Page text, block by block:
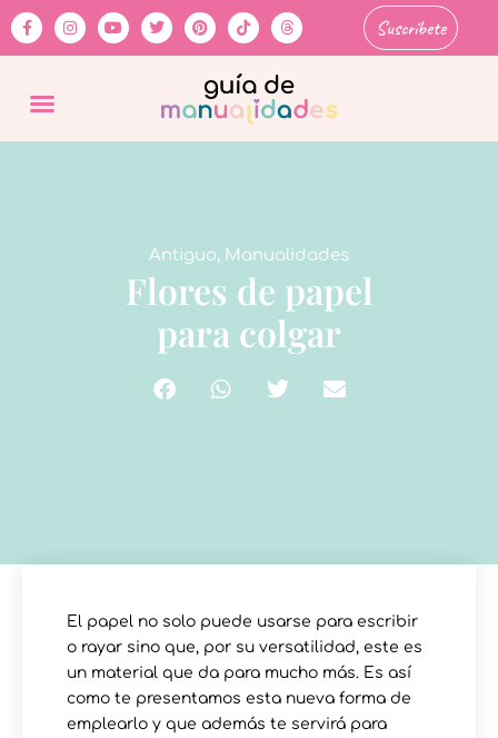
Suscríbete
Antiguo, Manualidades
Flores de papel
para colgar
El papel no solo puede usarse para escribir
o rayar sino que, por su versatilidad, este es
un material que da para mucho más. Es así
como te presentamos esta nueva forma de
emplearlo y que además te servirá para